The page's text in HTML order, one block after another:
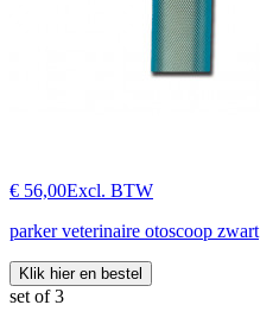
€ 56,00Excl. BTW
parker veterinaire otoscoop zwart
Klik hier en bestel
set of 3